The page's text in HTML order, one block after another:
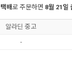
택배로 주문하면 8월 21일
알라딘 중고
-